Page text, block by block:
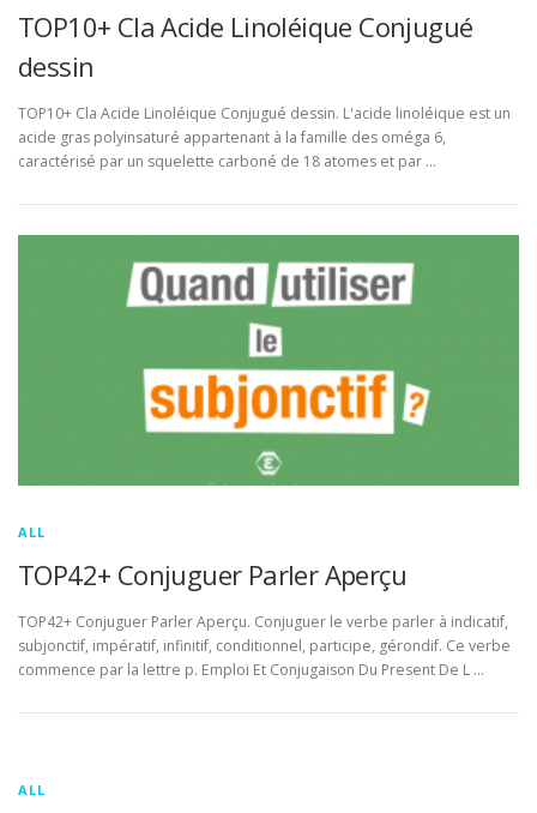
TOP10+ Cla Acide Linoléique Conjugué
dessin
TOP10+ Cla Acide Linoléique Conjugué dessin. L'acide linoléique est un
acide gras polyinsaturé appartenant à la famille des oméga 6,
caractérisé par un squelette carboné de 18 atomes et par …
ALL
TOP42+ Conjuguer Parler Aperçu
TOP42+ Conjuguer Parler Aperçu. Conjuguer le verbe parler à indicatif,
subjonctif, impératif, infinitif, conditionnel, participe, gérondif. Ce verbe
commence par la lettre p. Emploi Et Conjugaison Du Present De L …
ALL